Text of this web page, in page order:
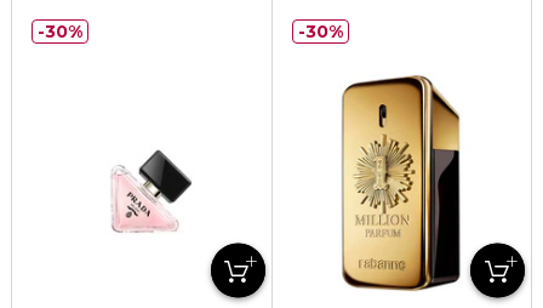
30% 30%